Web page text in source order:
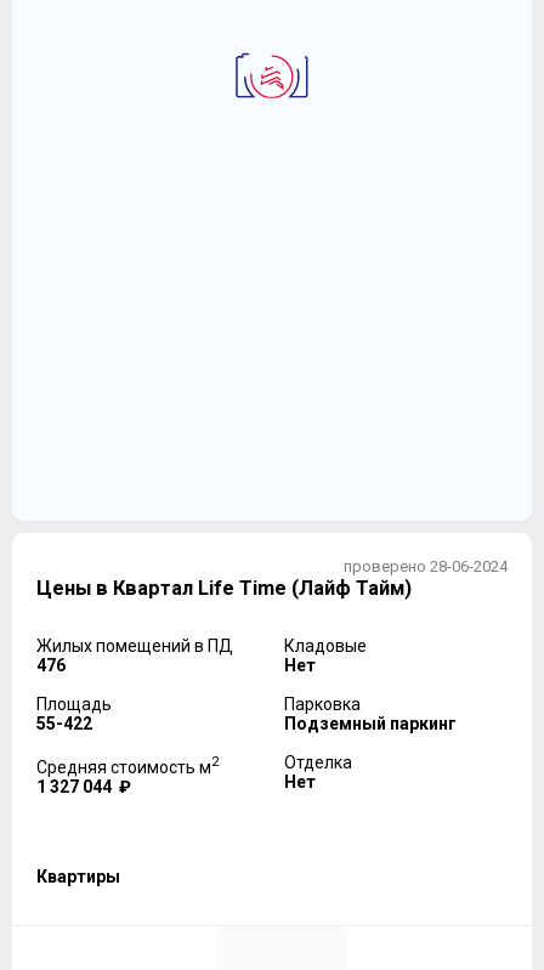
проверено 28-06-2024
Цены в Квартал Life Time (Лайф Тайм)
Жилых помещений в ПД
476
Площадь
55-422
Средняя стоимость м2
1 327 044 ₽
Кладовые
Нет
Парковка
Подземный паркинг
Отделка
Нет
Квартиры